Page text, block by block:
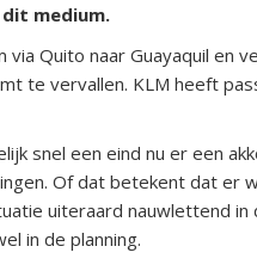
medium.
Quito naar Guayaquil en
te vervallen. KLM heeft
snel een eind nu er een
Of dat betekent dat er
uiteraard nauwlettend
in de planning.